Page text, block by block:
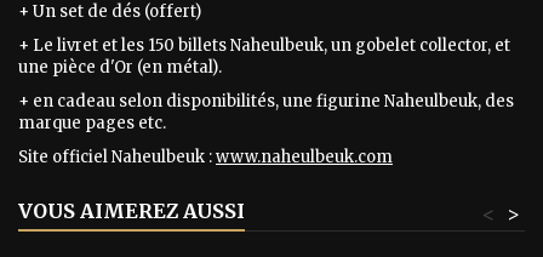
+ Un set de dés (offert)
+ Le livret et les 150 billets Naheulbeuk, un gobelet collector, et
une pièce d'Or (en métal).
+ en cadeau selon disponibilités, une figurine Naheulbeuk, des
marque pages etc.
Site officiel Naheulbeuk :www.naheulbeuk.com
VOUS AIMEREZ AUSSI >
<